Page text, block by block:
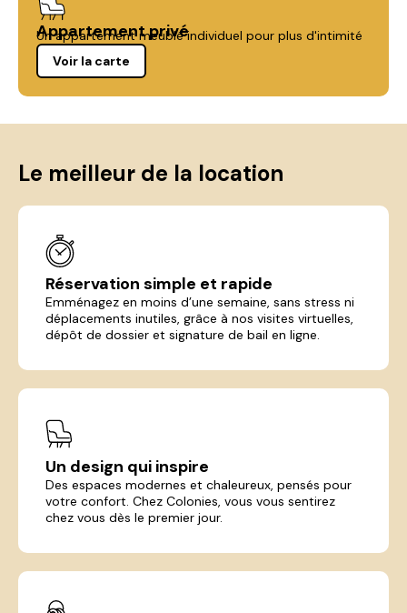
Appartement privé
Un appartement meublé individuel pour plus d'intimité
Voir la carte
Le meilleur de la location
Réservation simple et rapide
Emménagez en moins d’une semaine, sans stress ni
déplacements inutiles, grâce à nos visites virtuelles,
dépôt de dossier et signature de bail en ligne.
Un design qui inspire
Des espaces modernes et chaleureux, pensés pour
votre confort. Chez Colonies, vous vous sentirez
chez vous dès le premier jour.